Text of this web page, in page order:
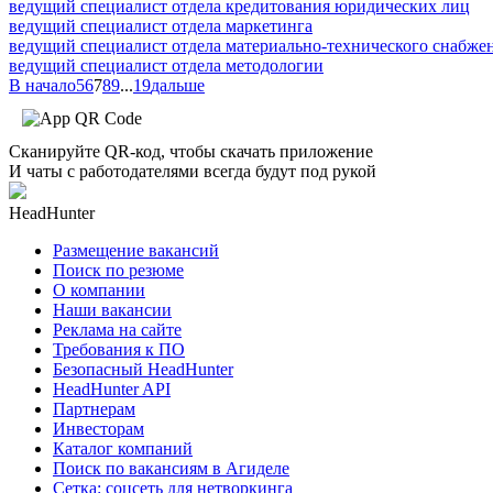
ведущий специалист отдела кредитования юридических лиц
ведущий специалист отдела маркетинга
ведущий специалист отдела материально-технического
ведущий специалист отдела методологии
В начало56789...19дальше
Сканируйте QR-код, чтобы скачать приложение
И чаты с работодателями всегда будут под рукой
HeadHunter
Размещение вакансий
Поиск по резюме
О компании
Наши вакансии
Реклама на сайте
Требования к ПО
Безопасный HeadHunter
HeadHunter API
Партнерам
Инвесторам
Каталог компаний
Поиск по вакансиям в Агиделе
Сетка: соцсеть для нетворкинга